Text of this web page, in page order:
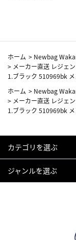
ホーム > Newbag
> メーカー直送 レジェ
1.ブラック 510969bk メ
ホーム > Newbag
> メーカー直送 レジェ
1.ブラック 510969bk メ
カテゴリを選ぶ
ジャンルを選ぶ